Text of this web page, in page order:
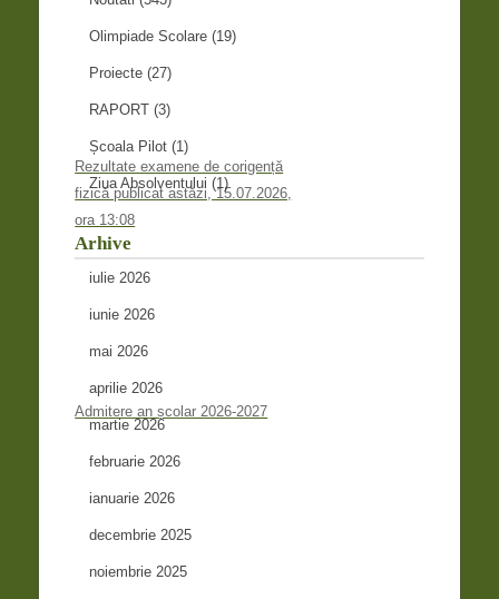
Rezultate examene de corigență
fizică publicat astăzi, 15.07.2026,
ora 13:08
Admitere an școlar 2026-2027
Olimpiade Scolare (19)
Proiecte (27)
RAPORT (3)
Școala Pilot (1)
Ziua Absolventului (1)
Arhive
iulie 2026
iunie 2026
mai 2026
aprilie 2026
martie 2026
februarie 2026
ianuarie 2026
decembrie 2025
noiembrie 2025